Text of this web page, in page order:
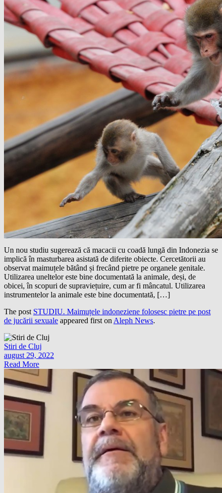
Un nou studiu sugerează că macacii cu coadă lungă din Indonezia se
implică în masturbarea asistată de diferite obiecte. Cercetătorii au
observat maimuțele bătând și frecând pietre pe organele genitale.
Utilizarea uneltelor este bine documentată la animale, deși, de
obicei, în scopuri de supraviețuire, cum ar fi mâncatul. Utilizarea
instrumentelor la animale este bine documentată, […]
The post STUDIU. Maimuțele indoneziene folosesc pietre pe post
de jucării sexuale appeared first on Aleph News.
Stiri de Cluj
august 29, 2022
Read More